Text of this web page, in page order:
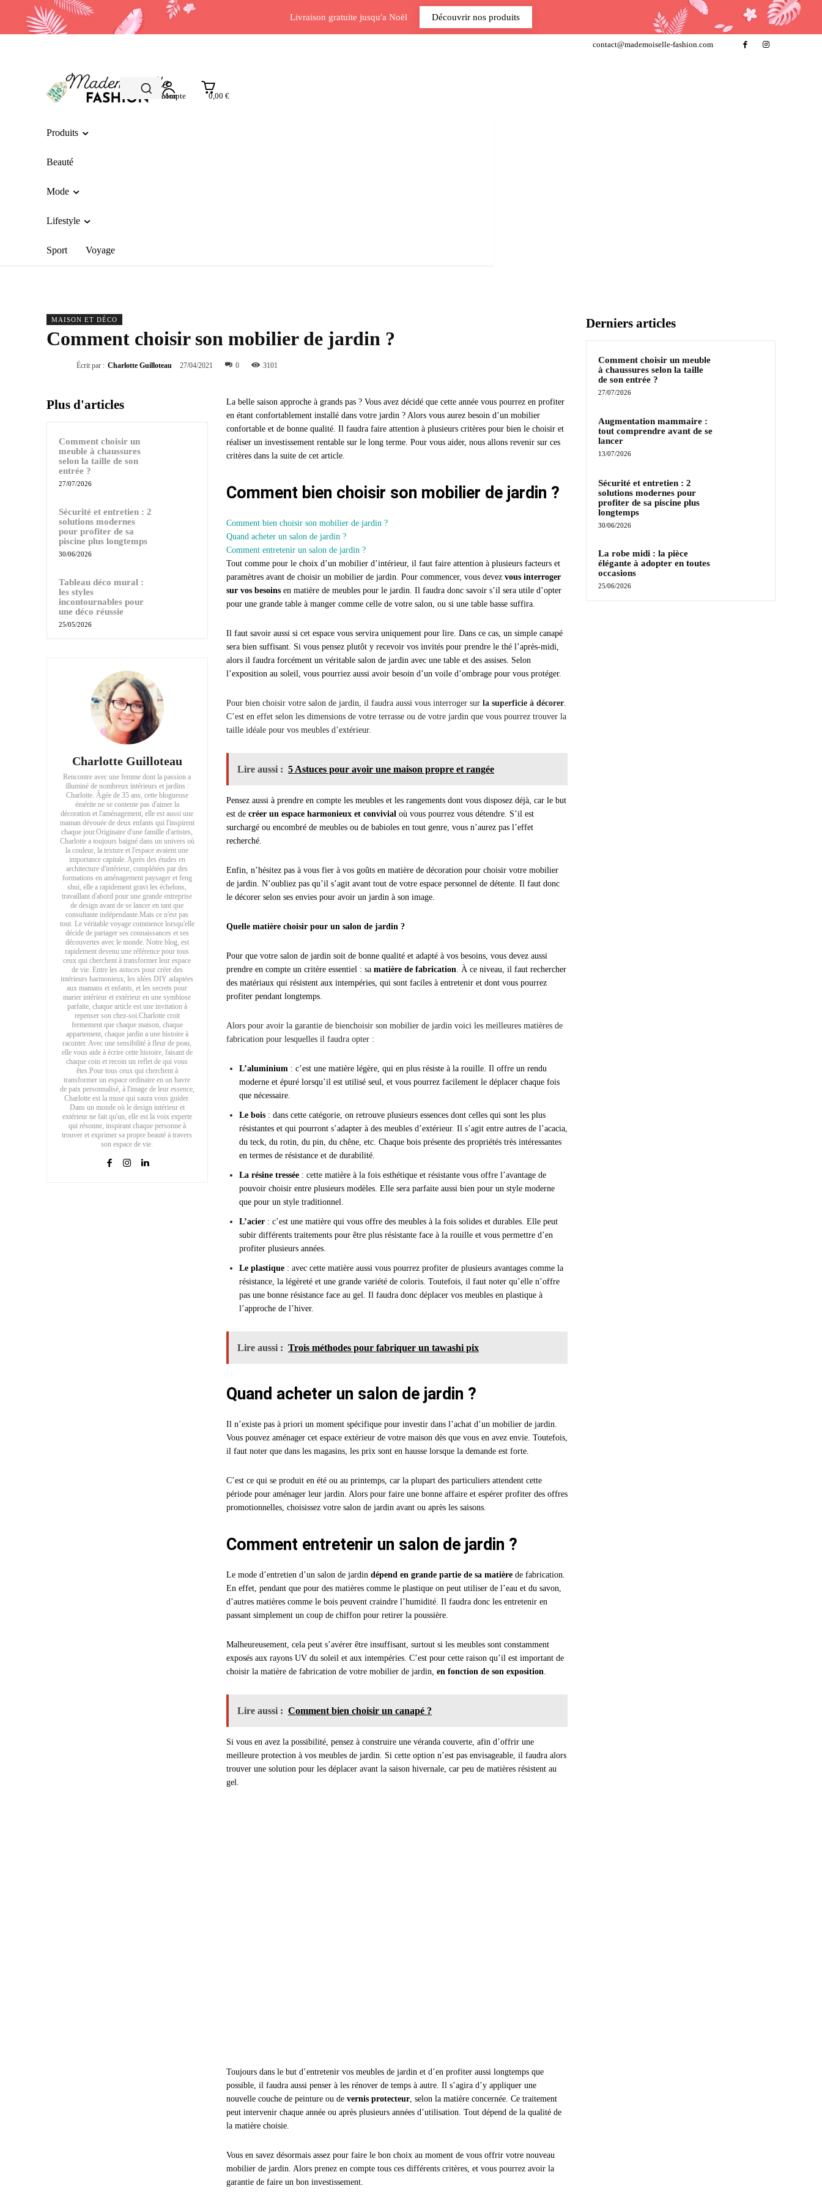
Livraison gratuite jusqu'a Noël Découvrir nos produits
contact@mademoiselle-fashion.com
Mon compte 0,00 €
Produits
Beauté
Mode
Lifestyle
Sport Voyage
MAISON ET DÉCO
Comment choisir son mobilier de jardin ?
Écrit par : Charlotte Guilloteau 27/04/2021 0 3101
Plus d'articles
Comment choisir un
meuble à chaussures
selon la taille de son
entrée ?
27/07/2026
Sécurité et entretien : 2
solutions modernes
pour profiter de sa
piscine plus longtemps
30/06/2026
Tableau déco mural :
les styles
incontournables pour
une déco réussie
25/05/2026
Charlotte Guilloteau
Rencontre avec une femme dont la passion a
illuminé de nombreux intérieurs et jardins :
Charlotte. Âgée de 35 ans, cette blogueuse
émérite ne se contente pas d'aimer la
décoration et l'aménagement, elle est aussi une
maman dévouée de deux enfants qui l'inspirent
chaque jour.Originaire d'une famille d'artistes,
Charlotte a toujours baigné dans un univers où
la couleur, la texture et l'espace avaient une
importance capitale. Après des études en
architecture d'intérieur, complétées par des
formations en aménagement paysager et feng
shui, elle a rapidement gravi les échelons,
travaillant d'abord pour une grande entreprise
de design avant de se lancer en tant que
consultante indépendante.Mais ce n'est pas
tout. Le véritable voyage commence lorsqu'elle
décide de partager ses connaissances et ses
découvertes avec le monde. Notre blog, est
rapidement devenu une référence pour tous
ceux qui cherchent à transformer leur espace
de vie. Entre les astuces pour créer des
intérieurs harmonieux, les idées DIY adaptées
aux mamans et enfants, et les secrets pour
marier intérieur et extérieur en une symbiose
parfaite, chaque article est une invitation à
repenser son chez-soi.Charlotte croit
fermement que chaque maison, chaque
appartement, chaque jardin a une histoire à
raconter. Avec une sensibilité à fleur de peau,
elle vous aide à écrire cette histoire, faisant de
chaque coin et recoin un reflet de qui vous
êtes.Pour tous ceux qui cherchent à
transformer un espace ordinaire en un havre
de paix personnalisé, à l'image de leur essence,
Charlotte est la muse qui saura vous guider.
Dans un monde où le design intérieur et
extérieur ne fait qu'un, elle est la voix experte
qui résonne, inspirant chaque personne à
trouver et exprimer sa propre beauté à travers
son espace de vie.
La belle saison approche à grands pas ? Vous avez décidé que cette année vous pourrez en profiter
en étant confortablement installé dans votre jardin ? Alors vous aurez besoin d’un mobilier
confortable et de bonne qualité. Il faudra faire attention à plusieurs critères pour bien le choisir et
réaliser un investissement rentable sur le long terme. Pour vous aider, nous allons revenir sur ces
critères dans la suite de cet article.
Comment bien choisir son mobilier de jardin ?
Comment bien choisir son mobilier de jardin ?
Quand acheter un salon de jardin ?
Comment entretenir un salon de jardin ?
Tout comme pour le choix d’un mobilier d’intérieur, il faut faire attention à plusieurs facteurs et
paramètres avant de choisir un mobilier de jardin. Pour commencer, vous devez vous interroger
sur vos besoinsen matière de meubles pour le jardin. Il faudra donc savoir s’il sera utile d’opter
pour une grande table à manger comme celle de votre salon, ou si une table basse suffira.
Il faut savoir aussi si cet espace vous servira uniquement pour lire. Dans ce cas, un simple canapé
sera bien suffisant. Si vous pensez plutôt y recevoir vos invités pour prendre le thé l’après-midi,
alors il faudra forcément un véritable salon de jardin avec une table et des assises. Selon
l’exposition au soleil, vous pourriez aussi avoir besoin d’un voile d’ombrage pour vous protéger.
Pour bien choisir votre salon de jardin, il faudra aussi vous interroger sur la superficie à décorer.
C’est en effet selon les dimensions de votre terrasse ou de votre jardin que vous pourrez trouver la
taille idéale pour vos meubles d’extérieur.
Lire aussi : 5 Astuces pour avoir une maison propre et rangée
Pensez aussi à prendre en compte les meubles et les rangements dont vous disposez déjà, car le but
est de créer un espace harmonieux et convivialoù vous pourrez vous détendre. S’il est
surchargé ou encombré de meubles ou de babioles en tout genre, vous n’aurez pas l’effet
recherché.
Enfin, n’hésitez pas à vous fier à vos goûts en matière de décoration pour choisir votre mobilier
de jardin. N’oubliez pas qu’il s’agit avant tout de votre espace personnel de détente. Il faut donc
le décorer selon ses envies pour avoir un jardin à son image.
Quelle matière choisir pour un salon de jardin ?
Pour que votre salon de jardin soit de bonne qualité et adapté à vos besoins, vous devez aussi
prendre en compte un critère essentiel : sa matière de fabrication. À ce niveau, il faut rechercher
des matériaux qui résistent aux intempéries, qui sont faciles à entretenir et dont vous pourrez
profiter pendant longtemps.
Alors pour avoir la garantie de bienchoisir son mobilier de jardin voici les meilleures matières de
fabrication pour lesquelles il faudra opter :
L’aluminium: c’est une matière légère, qui en plus résiste à la rouille. Il offre un rendu
moderne et épuré lorsqu’il est utilisé seul, et vous pourrez facilement le déplacer chaque fois
que nécessaire.
Le bois: dans cette catégorie, on retrouve plusieurs essences dont celles qui sont les plus
résistantes et qui pourront s’adapter à des meubles d’extérieur. Il s’agit entre autres de l’acacia,
du teck, du rotin, du pin, du chêne, etc. Chaque bois présente des propriétés très intéressantes
en termes de résistance et de durabilité.
La résine tressée: cette matière à la fois esthétique et résistante vous offre l’avantage de
pouvoir choisir entre plusieurs modèles. Elle sera parfaite aussi bien pour un style moderne
que pour un style traditionnel.
L’acier: c’est une matière qui vous offre des meubles à la fois solides et durables. Elle peut
subir différents traitements pour être plus résistante face à la rouille et vous permettre d’en
profiter plusieurs années.
Le plastique: avec cette matière aussi vous pourrez profiter de plusieurs avantages comme la
résistance, la légèreté et une grande variété de coloris. Toutefois, il faut noter qu’elle n’offre
pas une bonne résistance face au gel. Il faudra donc déplacer vos meubles en plastique à
l’approche de l’hiver.
Lire aussi : Trois méthodes pour fabriquer un tawashi pix
Quand acheter un salon de jardin ?
Il n’existe pas à priori un moment spécifique pour investir dans l’achat d’un mobilier de jardin.
Vous pouvez aménager cet espace extérieur de votre maison dès que vous en avez envie. Toutefois,
il faut noter que dans les magasins, les prix sont en hausse lorsque la demande est forte.
C’est ce qui se produit en été ou au printemps, car la plupart des particuliers attendent cette
période pour aménager leur jardin. Alors pour faire une bonne affaire et espérer profiter des offres
promotionnelles, choisissez votre salon de jardin avant ou après les saisons.
Comment entretenir un salon de jardin ?
Le mode d’entretien d’un salon de jardin dépend en grande partie de sa matièrede fabrication.
En effet, pendant que pour des matières comme le plastique on peut utiliser de l’eau et du savon,
d’autres matières comme le bois peuvent craindre l’humidité. Il faudra donc les entretenir en
passant simplement un coup de chiffon pour retirer la poussière.
Malheureusement, cela peut s’avérer être insuffisant, surtout si les meubles sont constamment
exposés aux rayons UV du soleil et aux intempéries. C’est pour cette raison qu’il est important de
choisir la matière de fabrication de votre mobilier de jardin, en fonction de son exposition.
Lire aussi : Comment bien choisir un canapé ?
Si vous en avez la possibilité, pensez à construire une véranda couverte, afin d’offrir une
meilleure protection à vos meubles de jardin. Si cette option n’est pas envisageable, il faudra alors
trouver une solution pour les déplacer avant la saison hivernale, car peu de matières résistent au
gel.
Toujours dans le but d’entretenir vos meubles de jardin et d’en profiter aussi longtemps que
possible, il faudra aussi penser à les rénover de temps à autre. Il s’agira d’y appliquer une
nouvelle couche de peinture ou de vernis protecteur, selon la matière concernée. Ce traitement
peut intervenir chaque année ou après plusieurs années d’utilisation. Tout dépend de la qualité de
la matière choisie.
Vous en savez désormais assez pour faire le bon choix au moment de vous offrir votre nouveau
mobilier de jardin. Alors prenez en compte tous ces différents critères, et vous pourrez avoir la
garantie de faire un bon investissement.
Derniers articles
Comment choisir un meuble
à chaussures selon la taille
de son entrée ?
27/07/2026
Augmentation mammaire :
tout comprendre avant de se
lancer
13/07/2026
Sécurité et entretien : 2
solutions modernes pour
profiter de sa piscine plus
longtemps
30/06/2026
La robe midi : la pièce
élégante à adopter en toutes
occasions
25/06/2026